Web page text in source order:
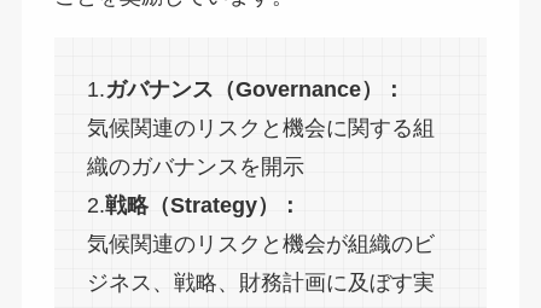
1.ガバナンス（Governance）：
気候関連のリスクと機会に関する組
織のガバナンスを開示
2.戦略（Strategy）：
気候関連のリスクと機会が組織のビ
ジネス、戦略、財務計画に及ぼす実